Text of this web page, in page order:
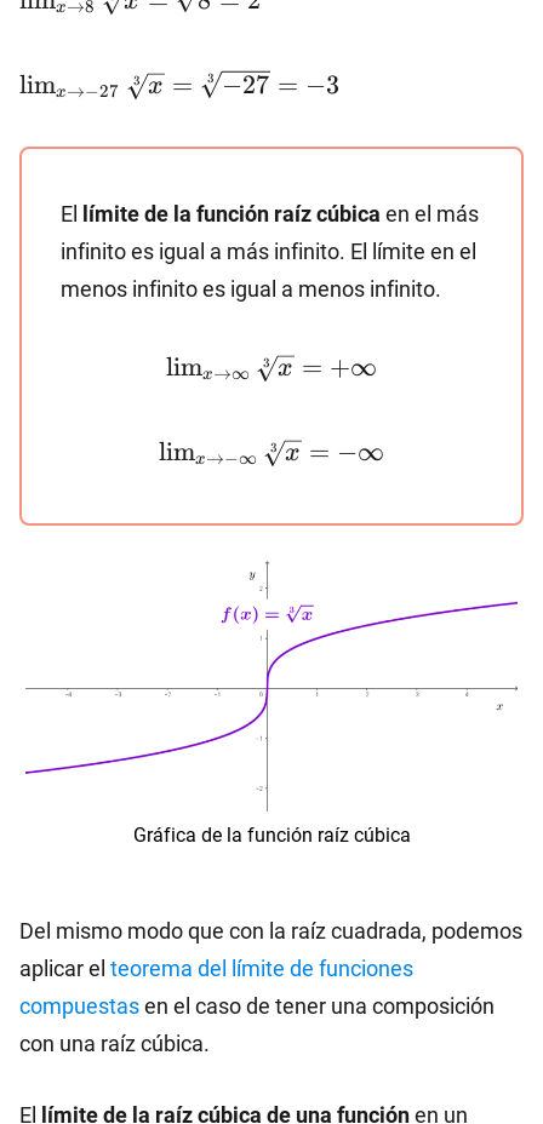
8}\sqrt[3]
{8}=2
x→8
\lim_{x\to
-27}\sqrt[3]
{x}=\sqrt[3]
limx→−27
3 x = 3 −27 = −3
El límite de la función raíz cúbica en el más
infinito es igual a más infinito. El límite en el
menos infinito es igual a menos infinito.
\lim_{x\to
\infty}\sqrt[3]
limx→∞
3 x = +∞
\lim_{x\to -
\infty}\sqrt[3]
limx→−∞
3 x = −∞
Gráfica de la función raíz cúbica
Del mismo modo que con la raíz cuadrada, podemos
aplicar el teorema del límite de funciones
compuestasen el caso de tener una composición
con una raíz cúbica.
El límite de la raíz cúbica de una funciónen un